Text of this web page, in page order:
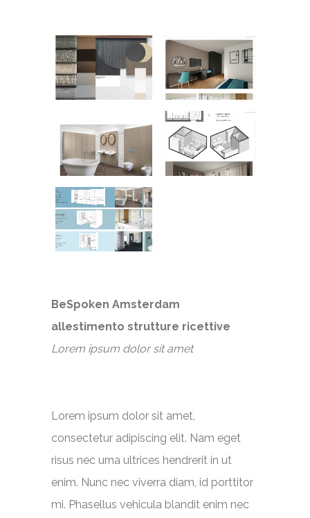
BeSpoken Amsterdam
allestimento strutture ricettive
Lorem ipsum dolor sit amet
Lorem ipsum dolor sit amet,
consectetur adipiscing elit. Nam eget
risus nec urna ultrices hendrerit in ut
enim. Nunc nec viverra diam, id porttitor
mi. Phasellus vehicula blandit enim nec